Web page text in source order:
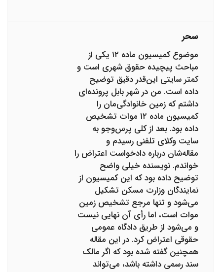
سحر
موضوع کمیسیون ماده ۱۲ یکی از
مباحث پیچیده حقوق شهری است و
کمتر سایتی این‌قدر دقیق توضیح
داده است. من در شهر بابل پرونده‌ای
داشتم که زمین خانوادگی‌مان را
کمیسیون ماده ۱۲ موات تشخیص
داده بود. بعد از کلی پرس‌وجو به
سایت وکلای تلفنی رسیدم و
مقاله‌شان درباره دادخواست اعتراض را
خواندم. نویسنده خیلی واضح
توضیح داده بود که این کمیسیون از
نمایندگان وزارت مسکن تشکیل
می‌شود و تنها مرجع تشخیص زمین
موات است، اما رأی آن نهایی نیست
و می‌شود از طریق دادگاه عمومی
حقوقی اعتراض کرد. در این مقاله
همچنین گفته شده بود که اگر مالک
سند رسمی داشته باشد، می‌تواند